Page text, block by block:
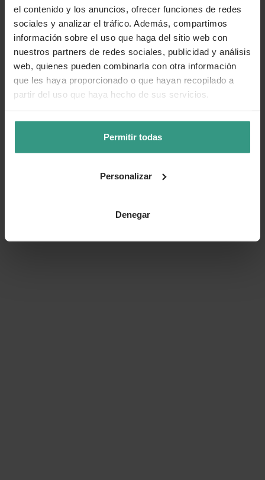
el contenido y los anuncios, ofrecer funciones de redes
sociales y analizar el tráfico. Además, compartimos
información sobre el uso que haga del sitio web con
nuestros partners de redes sociales, publicidad y análisis
web, quienes pueden combinarla con otra información
que les haya proporcionado o que hayan recopilado a
partir del uso que haya hecho de sus servicios.
Permitir todas
Personalizar
Denegar
👍 Sí 😐 Más o menos 👎 No